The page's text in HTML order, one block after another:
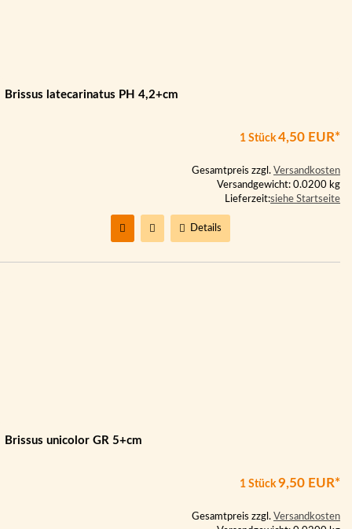
Brissus latecarinatus PH 4,2+cm
1 Stück 4,50 EUR*
Gesamtpreis zzgl. Versandkosten
Versandgewicht: 0.0200 kg
Lieferzeit:siehe Startseite
Details
Brissus unicolor GR 5+cm
1 Stück 9,50 EUR*
Gesamtpreis zzgl. Versandkosten